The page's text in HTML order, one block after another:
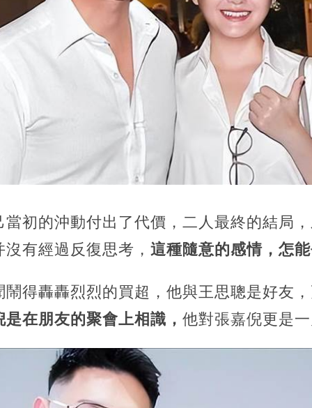
初的沖動付出了代價，二人最終的結局
有經過反復思考， 這種隨意的感情，怎
得轟轟烈烈的買超，他與王思聰是好友
在朋友的聚會上相識， 他對張嘉倪更是